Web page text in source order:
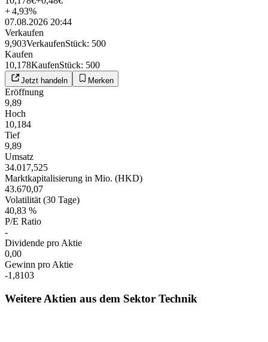
+4,93%
07.08.2026 20:44
Verkaufen
9,903VerkaufenStück: 500
Kaufen
10,178KaufenStück: 500
Jetzt handeln Merken
Eröffnung
9,89
Hoch
10,184
Tief
9,89
Umsatz
34.017,525
Marktkapitalisierung in Mio. (HKD)
43.670,07
Volatilität (30 Tage)
40,83 %
P/E Ratio
-
Dividende pro Aktie
0,00
Gewinn pro Aktie
-1,8103
Weitere Aktien aus dem Sektor Technik